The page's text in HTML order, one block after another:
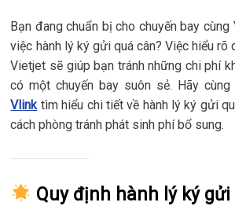
Bạn đang chuẩn bị cho chuyến bay
việc hành lý ký gửi quá cân? Việc hiểu rõ
Vietjet sẽ giúp bạn tránh những chi phí
có một chuyến bay suôn sẻ. Hãy cùng
Vlinktìm hiểu chi tiết về hành lý ký gửi
cách phòng tránh phát sinh phí bổ sung.
Quy định hành lý ký